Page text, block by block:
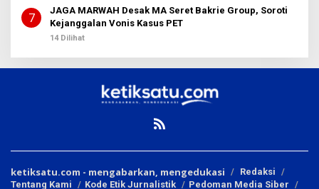
7
JAGA MARWAH Desak MA Seret Bakrie Group, Soroti
Kejanggalan Vonis Kasus PET
14 Dilihat
ketiksatu.com - mengabarkan, mengedukasi
Redaksi
Tentang Kami
Kode Etik Jurnalistik Pedoman Media Siber